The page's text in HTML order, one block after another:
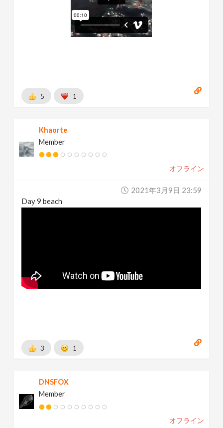
5 1
Khaorte
Member
オフライン
2021年3月9日 23:59
Day 9 beach
3 1
DNSFOX
Member
オフライン